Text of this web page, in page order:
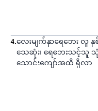
4.လေးမျက်နှာရေဘေး လူ နှ
သေဆုံး၊ ရေဘေးသင့်သူ သုံ
သောင်းကျော်အထိ ရှိလာ